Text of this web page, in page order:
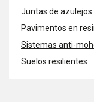
Juntas de
Pavimentos en
Sistemas anti-
Suelos resilientes